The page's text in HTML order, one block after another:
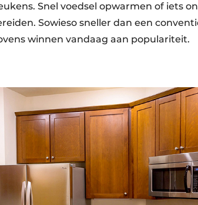
Snel voedsel opwarmen of iets
Sowieso sneller dan een
winnen vandaag aan populariteit.